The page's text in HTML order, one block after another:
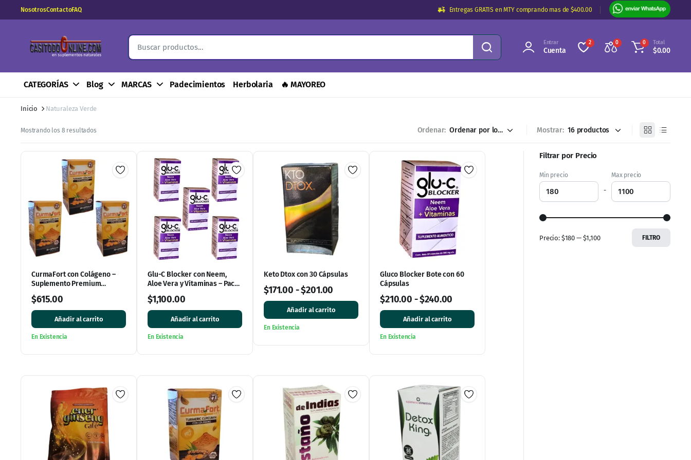
NosotrosContactoFAQ Entregas GRATIS en MTY comprando mas de $400.00
Entrar
Cuenta
2 0 0 Total
$0.00
CATEGORÍAS Blog MARCAS Padecimientos Herbolaria 🔥 MAYOREO
Inicio Naturaleza Verde
Mostrando los 8 resultadosOrdenado
Ordenar: Mostrar:
CurmaFort con Colágeno –
Suplemento Premium
(Paquete de 3 Cajas, 90
Cápsulas)
$615.00
Añadir al carrito
En Existencia
Glu-C Blocker con Neem,
Aloe Vera y Vitaminas – Pack
de 5 Cajas (300 Cápsulas)
$1,100.00
Añadir al carrito
En Existencia
Keto Dtox con 30 Cápsulas
$171.00 -$201.00
Añadir al carrito
En Existencia
Gluco Blocker Bote con 60
Cápsulas
$210.00 -$240.00
Añadir al carrito
En Existencia
Filtrar por Precio
Min precio
-
Max precio
FILTRO
Precio: $180 — $1,100